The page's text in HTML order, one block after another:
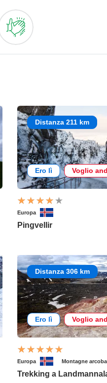
Distanza 211 km
Ero lì Voglio
Europa
Pingvellir
Distanza 306 km
Ero lì Voglio
Europa Montagne
Trekking a